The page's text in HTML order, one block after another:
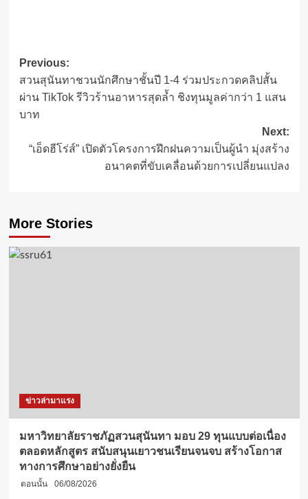
Post
navigation
Previous:
สวนสุนันทาชวนนักศึกษาชั้นปี 1-4 ร่วมประกวดคลิปสั้น
ผ่าน TikTok รีวิวร้านอาหารสุดล้ำ ชิงทุนมูลค่ากว่า 1 แสน
บาท
Next:
“เอ็ดฮีโร่ส์” เปิดตัวโครงการฝึกฝนความเป็นผู้นำ มุ่งสร้าง
อนาคตที่ขับเคลื่อนด้วยการเปลี่ยนแปลง
More Stories
ข่าวล่ามาแรง
มหาวิทยาลัยราชภัฏสวนสุนันทา มอบ 29 ทุนแบบต่อเนื่อง
ตลอดหลักสูตร สนับสนุนเยาวชนเรียนจนจบ สร้างโอกาส
ทางการศึกษาอย่างยั่งยืน
ตอนนั้น 06/08/2026